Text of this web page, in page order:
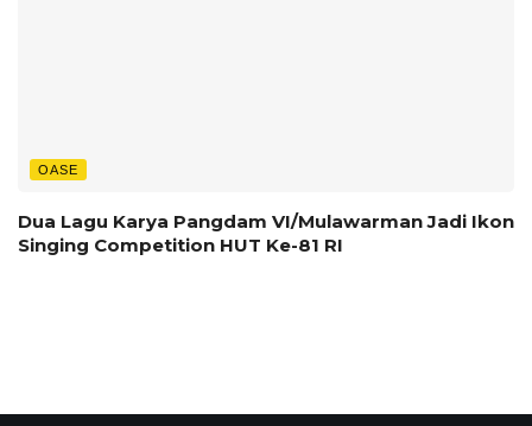
OASE
Dua Lagu Karya Pangdam VI/Mulawarman Jadi Ikon
Singing Competition HUT Ke-81 RI